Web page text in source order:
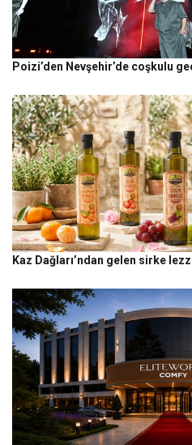
Poizi’den Nevşehir’de coşkulu
Kaz Dağları’ndan gelen sirke